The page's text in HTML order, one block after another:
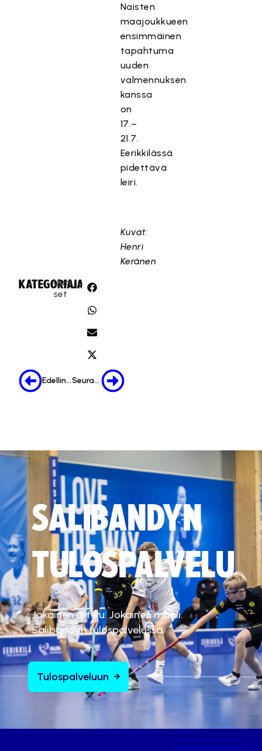
Naisten
maajoukkueen
ensimmäinen
tapahtuma
uuden
valmennuksen
kanssa
on
17.–
21.7.
Eerikkilässä
pidettävä
leiri.
Kuvat:
Henri
Keränen
KATEGORIA:
Uuti
set
JAA:
Edellinen Seuraava
SALIBANDYN
TULOSPALVELU
Jokainen ottelu. Jokainen maali.
Salibandyn tulospalvelussa.
Tulospalveluun